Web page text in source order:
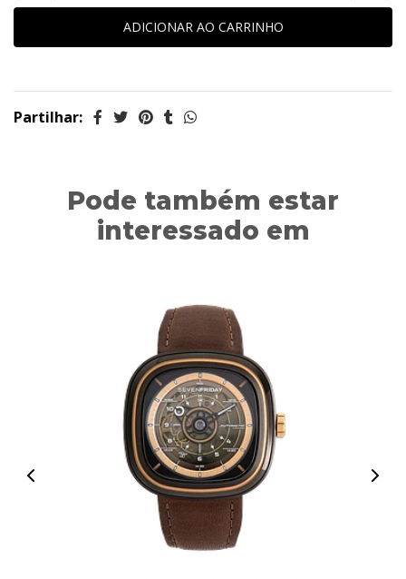
Partilhar:
Pode também estar
interessado em